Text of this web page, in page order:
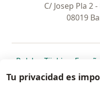
C/ Josep Pla 2
08019
Polska se abre en una
Türkiye se
España
Portugal
se abre en
México se
Tu privacidad es